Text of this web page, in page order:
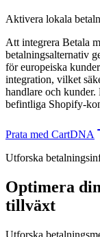
Aktivera lokala
Att integrera Betala
betalningsalternativ
för europeiska
integration, vilket
handlare och kunder.
befintliga Shopify-
Prata med CartDNA
Utforska
Optimera
tillväxt